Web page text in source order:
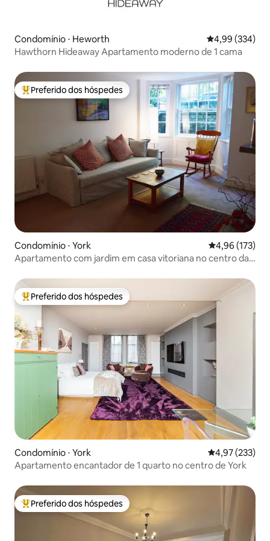
Condomínio ⋅ Heworth 4,99 de uma
4,99 (334)
Hawthorn Hideaway Apartamento moderno de 1 cama
Entre os melhores preferidos dos hóspedes
Preferido dos hóspedes
Condomínio ⋅ York 4,96 de uma
4,96 (173)
Apartamento com jardim em casa vitoriana no centro da
Entre os melhores preferidos dos hóspedes
Preferido dos hóspedes
Condomínio ⋅ York 4,97 de uma
4,97 (233)
Apartamento encantador de 1 quarto no centro de York
Entre os melhores preferidos dos hóspedes
Preferido dos hóspedes